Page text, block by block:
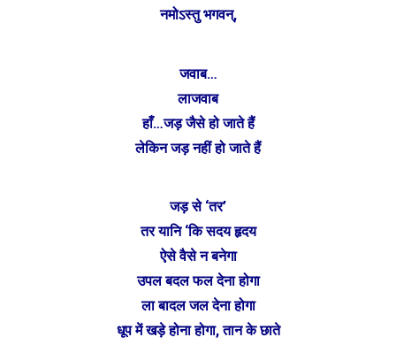
नमोऽस्तु भगवन्,
जवाब…
लाजवाब
हाँ…जड़ जैसे हो जाते हैं
लेकिन जड़ नहीं हो जाते हैं
जड़ से ‘तर’
तर यानि ‘कि सदय हृदय
ऐसे वैसे न बनेगा
उपल बदल फल देना होगा
ला बादल जल देना होगा
धूप में खड़े होना होगा, तान के छाते